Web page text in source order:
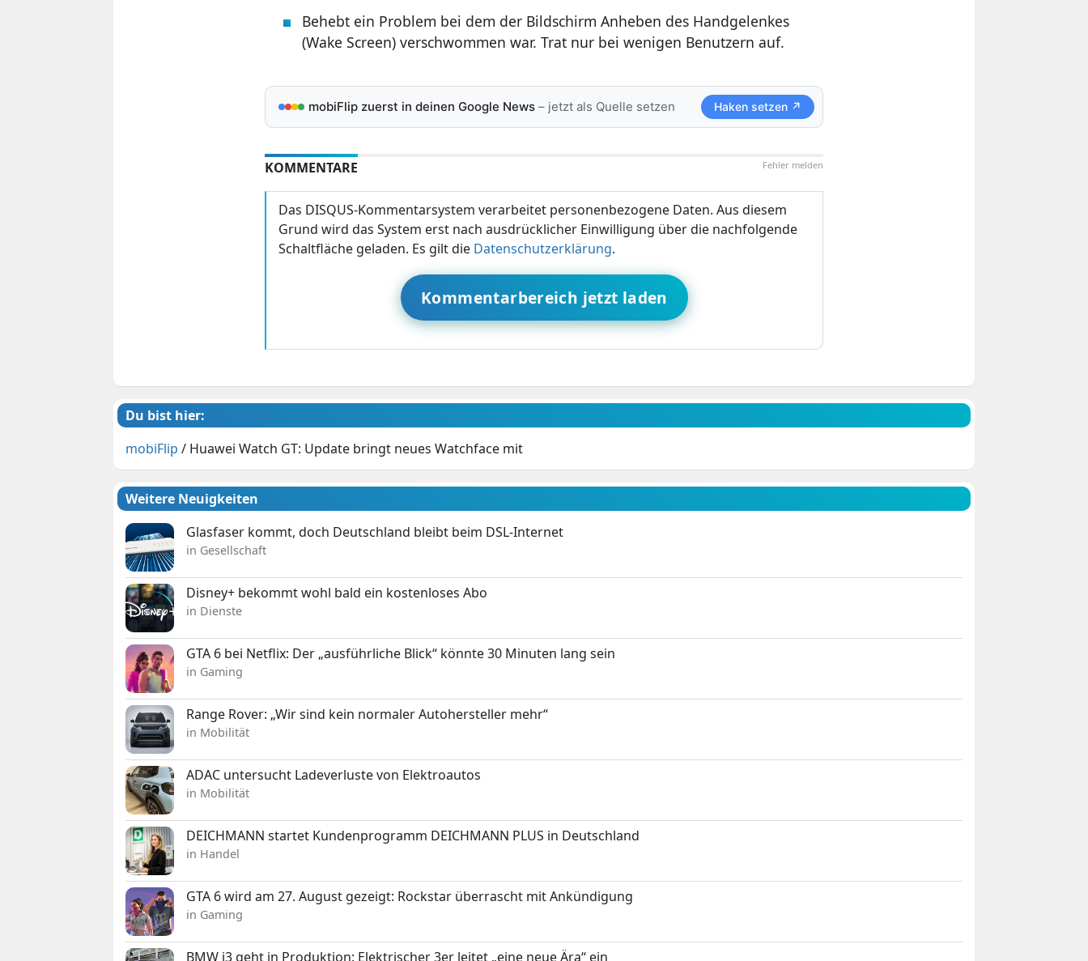
Behebt ein Problem bei dem der Bildschirm Anheben des Handgelenkes
(Wake Screen) verschwommen war. Trat nur bei wenigen Benutzern auf.
mobiFlip zuerst in deinen Google News– jetzt als Quelle setzen Haken setzen ↗
Fehler melden
KOMMENTARE
Das DISQUS-Kommentarsystem verarbeitet personenbezogene Daten. Aus diesem
Grund wird das System erst nach ausdrücklicher Einwilligung über die nachfolgende
Schaltfläche geladen. Es gilt die Datenschutzerklärung.
Kommentarbereich jetzt laden
Du bist hier:
mobiFlip / Huawei Watch GT: Update bringt neues Watchface mit
Weitere Neuigkeiten
Glasfaser kommt, doch Deutschland bleibt beim DSL-Internet
in Gesellschaft
Disney+ bekommt wohl bald ein kostenloses Abo
in Dienste
GTA 6 bei Netflix: Der „ausführliche Blick“ könnte 30 Minuten lang sein
in Gaming
Range Rover: „Wir sind kein normaler Autohersteller mehr“
in Mobilität
ADAC untersucht Ladeverluste von Elektroautos
in Mobilität
DEICHMANN startet Kundenprogramm DEICHMANN PLUS in Deutschland
in Handel
GTA 6 wird am 27. August gezeigt: Rockstar überrascht mit Ankündigung
in Gaming
BMW i3 geht in Produktion: Elektrischer 3er leitet „eine neue Ära“ ein